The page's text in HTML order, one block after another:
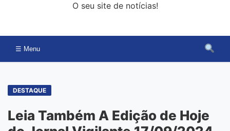
O seu site de notícias!
☰ Menu
DESTAQUE
Leia Também A Edição de Hoje